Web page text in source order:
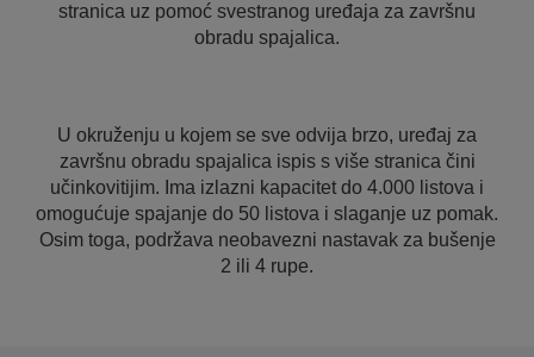
stranica uz pomoć svestranog uređaja za završnu
obradu spajalica.
U okruženju u kojem se sve odvija brzo, uređaj za
završnu obradu spajalica ispis s više stranica čini
učinkovitijim. Ima izlazni kapacitet do 4.000 listova i
omogućuje spajanje do 50 listova i slaganje uz pomak.
Osim toga, podržava neobavezni nastavak za bušenje
2 ili 4 rupe.